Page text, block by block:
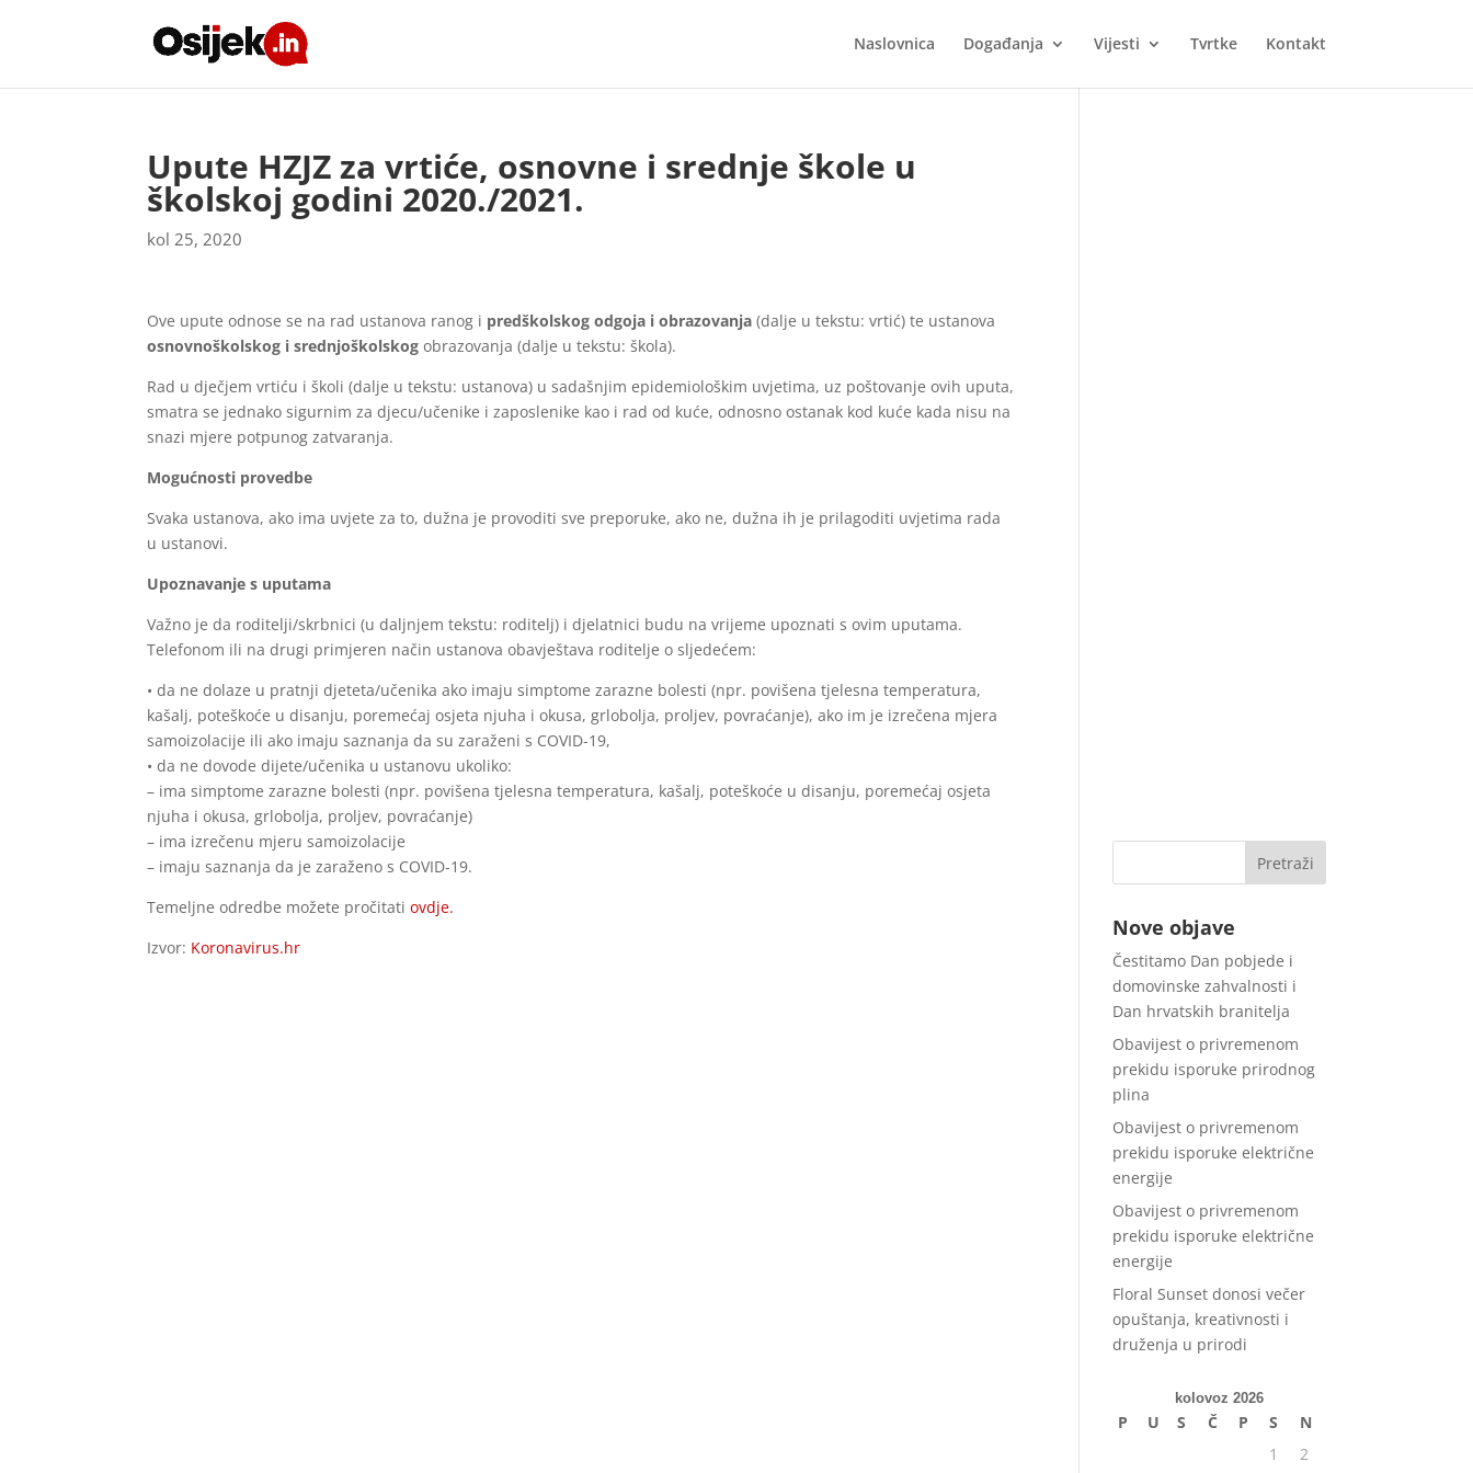
Naslovnica Događanja Vijesti Tvrtke Kontakt
Upute HZJZ za vrtiće, osnovne i srednje škole u
školskoj godini 2020./2021.
kol 25, 2020
Ove upute odnose se na rad ustanova ranog i predškolskog odgoja i obrazovanja (dalje u tekstu: vrtić) te ustanova
osnovnoškolskog i srednjoškolskog obrazovanja (dalje u tekstu: škola).
Rad u dječjem vrtiću i školi (dalje u tekstu: ustanova) u sadašnjim epidemiološkim uvjetima, uz poštovanje ovih uputa,
smatra se jednako sigurnim za djecu/učenike i zaposlenike kao i rad od kuće, odnosno ostanak kod kuće kada nisu na
snazi mjere potpunog zatvaranja.
Mogućnosti provedbe
Svaka ustanova, ako ima uvjete za to, dužna je provoditi sve preporuke, ako ne, dužna ih je prilagoditi uvjetima rada
u ustanovi.
Upoznavanje s uputama
Važno je da roditelji/skrbnici (u daljnjem tekstu: roditelj) i djelatnici budu na vrijeme upoznati s ovim uputama.
Telefonom ili na drugi primjeren način ustanova obavještava roditelje o sljedećem:
• da ne dolaze u pratnji djeteta/učenika ako imaju simptome zarazne bolesti (npr. povišena tjelesna temperatura,
kašalj, poteškoće u disanju, poremećaj osjeta njuha i okusa, grlobolja, proljev, povraćanje), ako im je izrečena mjera
samoizolacije ili ako imaju saznanja da su zaraženi s COVID-19,
• da ne dovode dijete/učenika u ustanovu ukoliko:
– ima simptome zarazne bolesti (npr. povišena tjelesna temperatura, kašalj, poteškoće u disanju, poremećaj osjeta
njuha i okusa, grlobolja, proljev, povraćanje)
– ima izrečenu mjeru samoizolacije
– imaju saznanja da je zaraženo s COVID-19.
Temeljne odredbe možete pročitati ovdje.
Izvor: Koronavirus.hr
Nove objave
Čestitamo Dan pobjede i
domovinske zahvalnosti i
Dan hrvatskih branitelja
Obavijest o privremenom
prekidu isporuke prirodnog
plina
Obavijest o privremenom
prekidu isporuke električne
energije
Obavijest o privremenom
prekidu isporuke električne
energije
Floral Sunset donosi večer
opuštanja, kreativnosti i
druženja u prirodi
kolovoz 2026
P U S Č P S
N
1
2